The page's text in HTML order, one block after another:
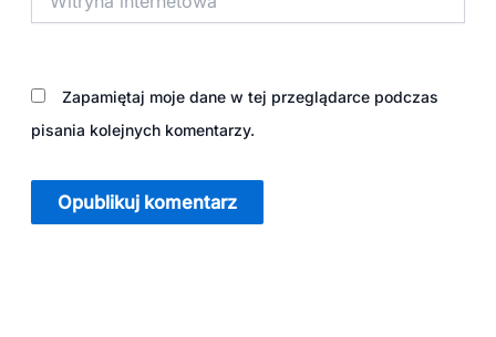
internetowa
Zapamiętaj moje dane w tej przeglądarce podczas
pisania kolejnych komentarzy.